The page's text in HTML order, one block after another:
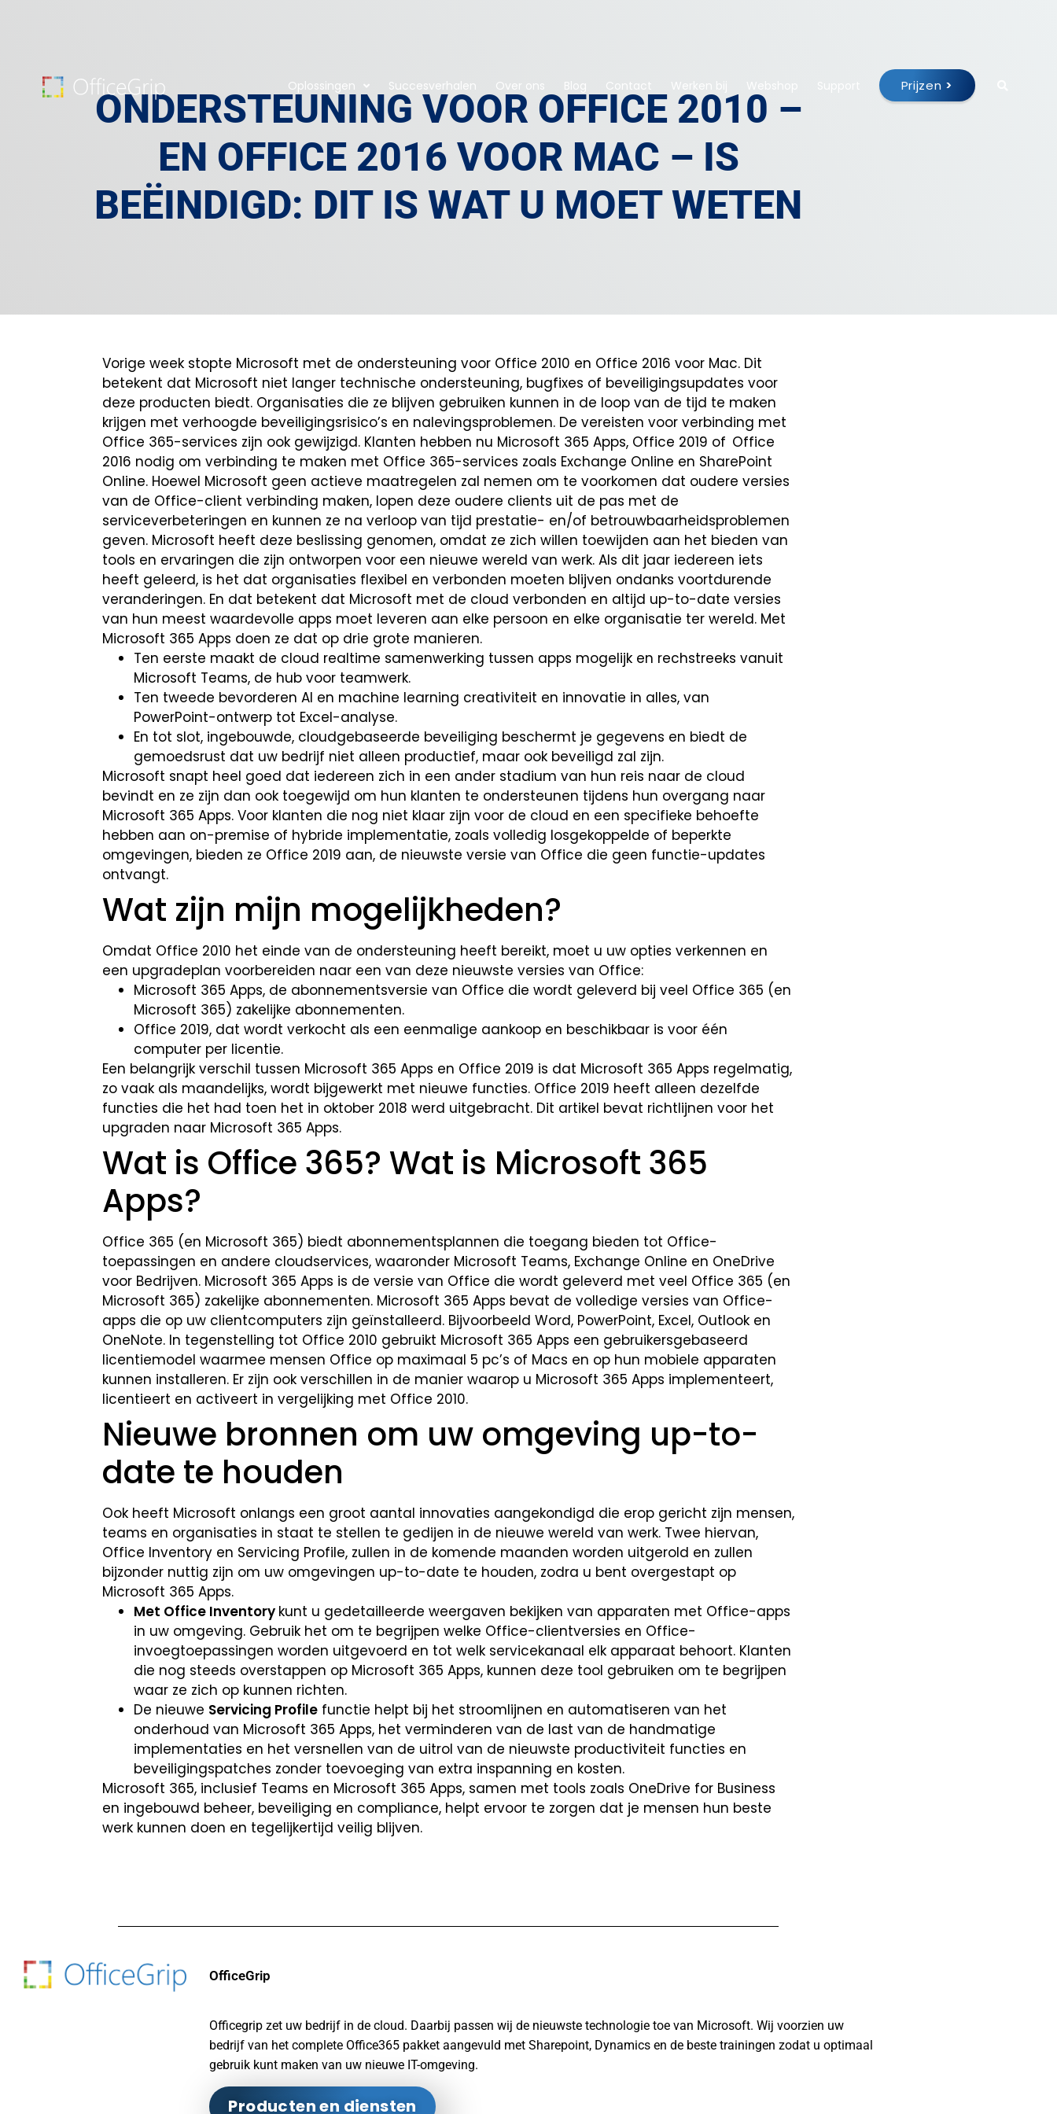
Oplossingen Succesverhalen Over ons Blog Contact Werken bij Webshop Prijzen >
ONDERSTEUNING VOOR OFFICE 2010 –
EN OFFICE 2016 VOOR MAC – IS
BEËINDIGD: DIT IS WAT U MOET WETEN
Vorige week stopte Microsoft met de ondersteuning voor Office 2010 en Office 2016 voor Mac. Dit
betekent dat Microsoft niet langer technische ondersteuning, bugfixes of beveiligingsupdates voor
deze producten biedt. Organisaties die ze blijven gebruiken kunnen in de loop van de tijd te maken
krijgen met verhoogde beveiligingsrisico’s en nalevingsproblemen. De vereisten voor verbinding met
Office 365-services zijn ook gewijzigd. Klanten hebben nu Microsoft 365 Apps, Office 2019 of Office
2016 nodig om verbinding te maken met Office 365-services zoals Exchange Online en SharePoint
Online. Hoewel Microsoft geen actieve maatregelen zal nemen om te voorkomen dat oudere versies
van de Office-client verbinding maken, lopen deze oudere clients uit de pas met de
serviceverbeteringen en kunnen ze na verloop van tijd prestatie- en/of betrouwbaarheidsproblemen
geven. Microsoft heeft deze beslissing genomen, omdat ze zich willen toewijden aan het bieden van
tools en ervaringen die zijn ontworpen voor een nieuwe wereld van werk. Als dit jaar iedereen iets
heeft geleerd, is het dat organisaties flexibel en verbonden moeten blijven ondanks voortdurende
veranderingen. En dat betekent dat Microsoft met de cloud verbonden en altijd up-to-date versies
van hun meest waardevolle apps moet leveren aan elke persoon en elke organisatie ter wereld. Met
Microsoft 365 Apps doen ze dat op drie grote manieren.
Ten eerste maakt de cloud realtime samenwerking tussen apps mogelijk en rechstreeks vanuit
Microsoft Teams, de hub voor teamwerk.
Ten tweede bevorderen AI en machine learning creativiteit en innovatie in alles, van
PowerPoint-ontwerp tot Excel-analyse.
En tot slot, ingebouwde, cloudgebaseerde beveiliging beschermt je gegevens en biedt de
gemoedsrust dat uw bedrijf niet alleen productief, maar ook beveiligd zal zijn.
Microsoft snapt heel goed dat iedereen zich in een ander stadium van hun reis naar de cloud
bevindt en ze zijn dan ook toegewijd om hun klanten te ondersteunen tijdens hun overgang naar
Microsoft 365 Apps. Voor klanten die nog niet klaar zijn voor de cloud en een specifieke behoefte
hebben aan on-premise of hybride implementatie, zoals volledig losgekoppelde of beperkte
omgevingen, bieden ze Office 2019 aan, de nieuwste versie van Office die geen functie-updates
ontvangt.
Wat zijn mijn mogelijkheden?
Omdat Office 2010 het einde van de ondersteuning heeft bereikt, moet u uw opties verkennen en
een upgradeplan voorbereiden naar een van deze nieuwste versies van Office:
Microsoft 365 Apps, de abonnementsversie van Office die wordt geleverd bij veel Office 365 (en
Microsoft 365) zakelijke abonnementen.
Office 2019, dat wordt verkocht als een eenmalige aankoop en beschikbaar is voor één
computer per licentie.
Een belangrijk verschil tussen Microsoft 365 Apps en Office 2019 is dat Microsoft 365 Apps regelmatig,
zo vaak als maandelijks, wordt bijgewerkt met nieuwe functies. Office 2019 heeft alleen dezelfde
functies die het had toen het in oktober 2018 werd uitgebracht. Dit artikel bevat richtlijnen voor het
upgraden naar Microsoft 365 Apps.
Wat is Office 365? Wat is Microsoft 365
Apps?
Office 365 (en Microsoft 365) biedt abonnementsplannen die toegang bieden tot Office-
toepassingen en andere cloudservices, waaronder Microsoft Teams, Exchange Online en OneDrive
voor Bedrijven. Microsoft 365 Apps is de versie van Office die wordt geleverd met veel Office 365 (en
Microsoft 365) zakelijke abonnementen. Microsoft 365 Apps bevat de volledige versies van Office-
apps die op uw clientcomputers zijn geïnstalleerd. Bijvoorbeeld Word, PowerPoint, Excel, Outlook en
OneNote. In tegenstelling tot Office 2010 gebruikt Microsoft 365 Apps een gebruikersgebaseerd
licentiemodel waarmee mensen Office op maximaal 5 pc’s of Macs en op hun mobiele apparaten
kunnen installeren. Er zijn ook verschillen in de manier waarop u Microsoft 365 Apps implementeert,
licentieert en activeert in vergelijking met Office 2010.
Nieuwe bronnen om uw omgeving up-to-
date te houden
Ook heeft Microsoft onlangs een groot aantal innovaties aangekondigd die erop gericht zijn mensen,
teams en organisaties in staat te stellen te gedijen in de nieuwe wereld van werk. Twee hiervan,
Office Inventory en Servicing Profile, zullen in de komende maanden worden uitgerold en zullen
bijzonder nuttig zijn om uw omgevingen up-to-date te houden, zodra u bent overgestapt op
Microsoft 365 Apps.
Met Office Inventory kunt u gedetailleerde weergaven bekijken van apparaten met Office-apps
in uw omgeving. Gebruik het om te begrijpen welke Office-clientversies en Office-
invoegtoepassingen worden uitgevoerd en tot welk servicekanaal elk apparaat behoort. Klanten
die nog steeds overstappen op Microsoft 365 Apps, kunnen deze tool gebruiken om te begrijpen
waar ze zich op kunnen richten.
De nieuwe Servicing Profile functie helpt bij het stroomlijnen en automatiseren van het
onderhoud van Microsoft 365 Apps, het verminderen van de last van de handmatige
implementaties en het versnellen van de uitrol van de nieuwste productiviteit functies en
beveiligingspatches zonder toevoeging van extra inspanning en kosten.
Microsoft 365, inclusief Teams en Microsoft 365 Apps, samen met tools zoals OneDrive for Business
en ingebouwd beheer, beveiliging en compliance, helpt ervoor te zorgen dat je mensen hun beste
werk kunnen doen en tegelijkertijd veilig blijven.
OfficeGrip
Officegrip zet uw bedrijf in de cloud. Daarbij passen wij de nieuwste technologie toe van Microsoft. Wij voorzien uw
bedrijf van het complete Office365 pakket aangevuld met Sharepoint, Dynamics en de beste trainingen zodat u optimaal
gebruik kunt maken van uw nieuwe IT-omgeving.
Producten en diensten